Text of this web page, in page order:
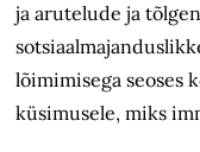
ja arutelude ja
lõimimisega seoses
küsimusele, miks